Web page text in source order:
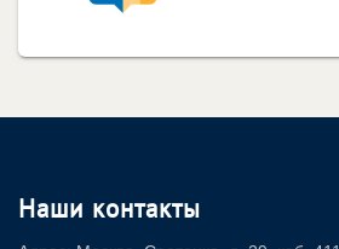
Наши контакты